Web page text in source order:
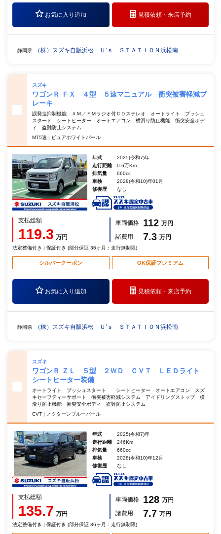
お気に入り追加 見積依頼・来店予約
静岡県 （株）スズキ自販浜松 Ｕ’ｓ ＳＴＡＴＩＯＮ浜松南
スズキ
ワゴンＲ ＦＸ ４型 ５速マニュアル 衝突被害軽減ブ
レーキ
誤発進抑制機能 ＡＭ／ＦＭラジオ付ＣＤステレオ オートライト プッシュ
スタート シートヒーター オートエアコン 横滑り防止機能 衝突安全ボデ
ィ 盗難防止システム
MT5速 | ピュアホワイトパール
年式
2025(令和7)年
走行距離
0.6万Km
排気量
660cc
車検
2028(令和10)年01月
修復歴
なし
支払総額
119.3 万円
車両価格 112 万円
諸費用
7.3 万円
法定整備付き | 保証付き (部分保証 36ヶ月：走行無制限)
シルバークーポン OK保証プレミアム
お気に入り追加 見積依頼・来店予約
静岡県 （株）スズキ自販浜松 Ｕ’ｓ ＳＴＡＴＩＯＮ浜松南
スズキ
ワゴンＲ ＺＬ ５型 ２ＷＤ ＣＶＴ ＬＥＤライト
シートヒーター装備
オートライト プッシュスタート シートヒーター オートエアコン スズ
キセーフティーサポート 衝突被害軽減システム アイドリングストップ 横
滑り防止機能 衝突安全ボディ 盗難防止システム
CVT | ノクターンブルーパール
年式
2025(令和7)年
走行距離
246Km
排気量
660cc
車検
2028(令和10)年12月
修復歴
なし
支払総額
135.7 万円
車両価格 128 万円
諸費用
7.7 万円
法定整備付き | 保証付き (部分保証 36ヶ月：走行無制限)